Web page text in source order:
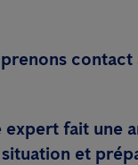
contact
expert fait une
et